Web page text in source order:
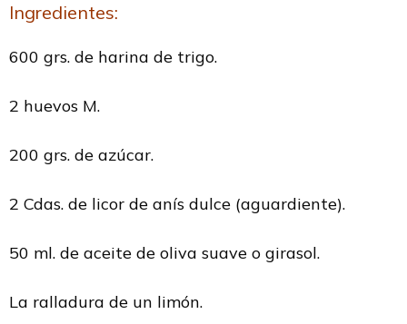
Ingredientes:
600 grs. de harina de trigo.
2 huevos M.
200 grs. de azúcar.
2 Cdas. de licor de anís dulce (aguardiente).
50 ml. de aceite de oliva suave o girasol.
La ralladura de un limón.